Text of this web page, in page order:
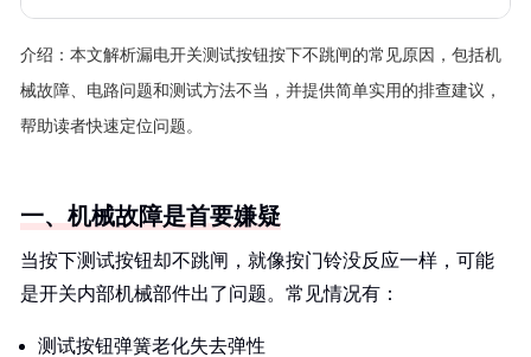
介绍： 本文解析漏电开关测试按钮按下不跳闸的常见原因，包括机
械故障、电路问题和测试方法不当，并提供简单实用的排查建议，
帮助读者快速定位问题。
一、机械故障是首要嫌疑
当按下测试按钮却不跳闸，就像按门铃没反应一样，可能
是开关内部机械部件出了问题。常见情况有：
测试按钮弹簧老化失去弹性